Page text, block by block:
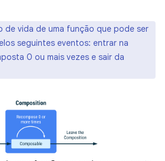
de vida de uma função que pode ser
seguintes eventos: entrar na
0 ou mais vezes e sair da